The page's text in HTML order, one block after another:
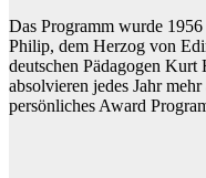
Das Programm wurde
Philip, dem Herzog von
deutschen Pädagogen
absolvieren jedes Jahr
persönliches Award